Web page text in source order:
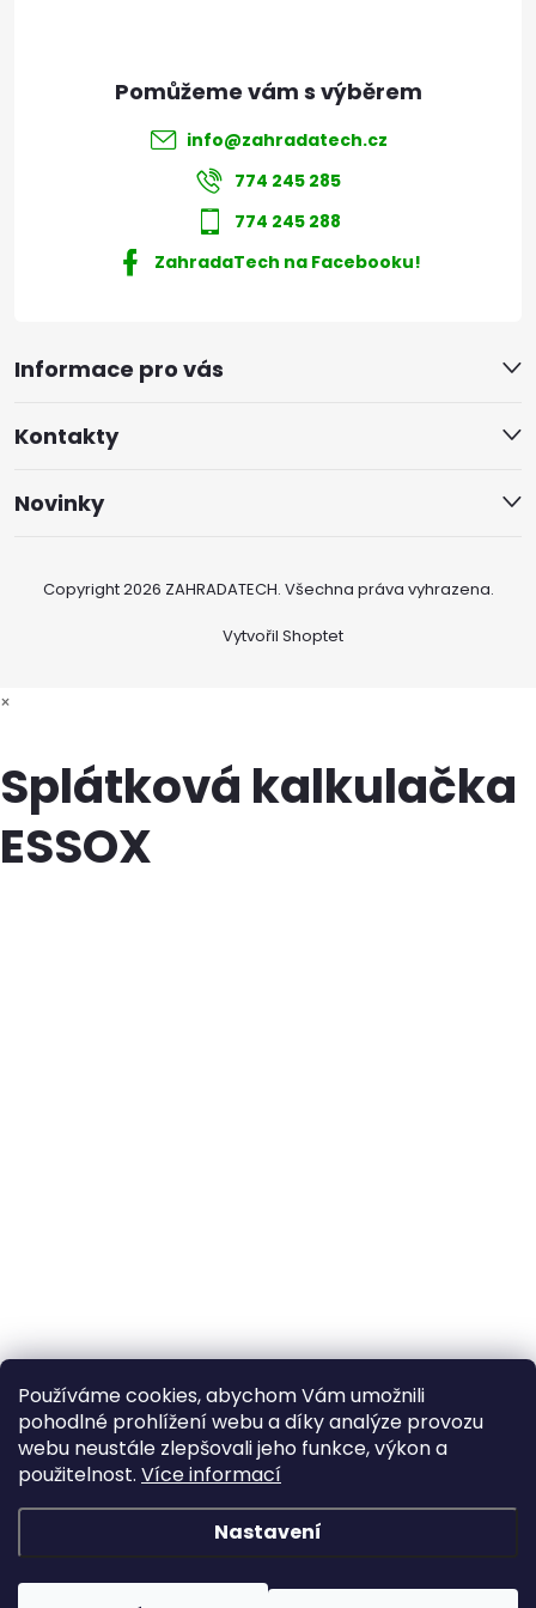
Používáme cookies, abychom Vám umožnili
pohodlné prohlížení webu a díky analýze provozu
webu neustále zlepšovali jeho funkce, výkon a
použitelnost. Více informací
Nastavení
Informace pro vás
Kontakty
Novinky
info@zahradatech.cz
774 245 285
774 245 288
ZahradaTech na Facebooku!
Vytvořil Shoptet
Copyright 2026 ZAHRADATECH. Všechna práva vyhrazena.
×
Splátková kalkulačka
ESSOX